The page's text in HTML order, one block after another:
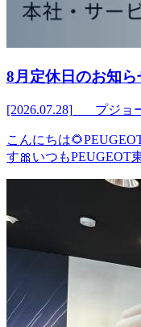
8月定休日のお知ら
[2026.07.28] プジョ
こんにちは
す🎀いつもPEUGEOT